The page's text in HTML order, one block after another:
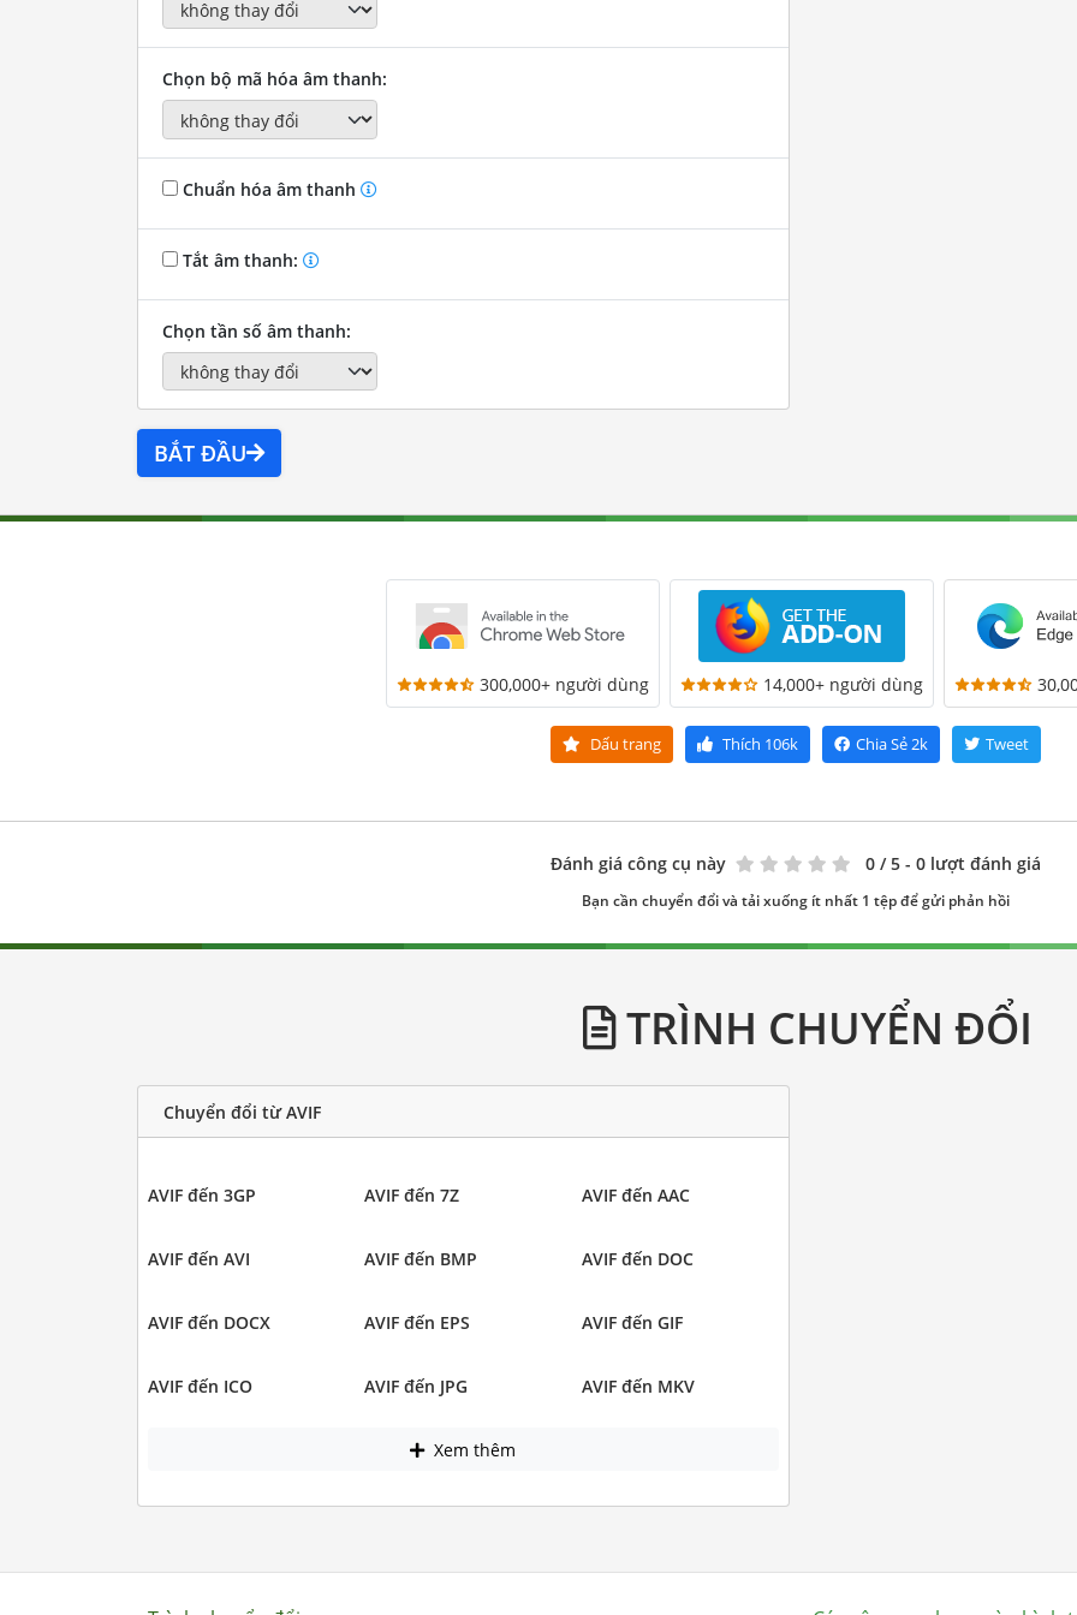
Chọn bộ mã hóa âm thanh:
Chuẩn hóa âm thanh
Tắt âm thanh:
Chọn tần số âm thanh:
BẮT ĐẦU
300,000+ người dùng 14,000+ người dùng
Dấu trang Thích 106k Chia Sẻ2k Tweet
Đánh giá công cụ này 0 / 5 - 0 lượt đánh giá
Bạn cần chuyển đổi và tải xuống ít nhất 1 tệp để gửi phản hồi
TRÌNH CHUYỂN ĐỔI
Chuyển đổi từ AVIF
AVIF đến 3GP AVIF đến 7Z AVIF đến AAC
AVIF đến AVI AVIF đến BMP AVIF đến DOC
AVIF đến DOCX AVIF đến EPS AVIF đến GIF
AVIF đến ICO AVIF đến JPG AVIF đến MKV
Xem thêm